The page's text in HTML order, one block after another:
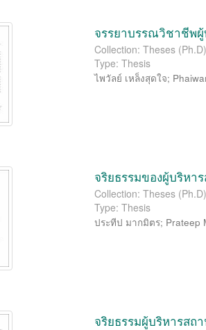
จรรยาบรรณวิชาชีพผู้
Collection: Theses
Type: Thesis
ไพวัลย์ เหล็งสุดใจ;
จริยธรรมของผู้บริหา
Collection: Theses
Type: Thesis
ประทีป มากมิตร; Prateep
จริยธรรมผู้บริหารสถ